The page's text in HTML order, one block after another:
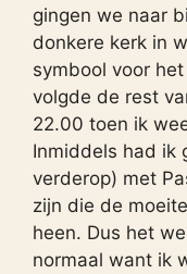
gingen we naar
donkere kerk in
symbool voor
volgde de rest
22.00 toen ik
Inmiddels had ik
verderop) met
zijn die de
heen. Dus het
normaal want ik